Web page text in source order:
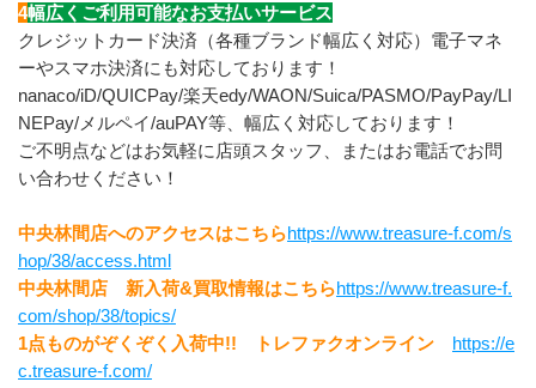
4幅広くご利用可能なお支払いサービス
クレジットカード決済（各種ブランド幅広く対応）電子マネ
ーやスマホ決済にも対応しております！
nanaco/iD/QUICPay/楽天edy/WAON/Suica/PASMO/PayPay/LI
NEPay/メルペイ/auPAY等、幅広く対応しております！
ご不明点などはお気軽に店頭スタッフ、またはお電話でお問
い合わせください！
中央林間店へのアクセスはこちらhttps://www.treasure-f.com/s
hop/38/access.html
中央林間店　新入荷&買取情報はこちらhttps://www.treasure-f.
com/shop/38/topics/
1点ものがぞくぞく入荷中!!　トレファクオンライン https://e
c.treasure-f.com/